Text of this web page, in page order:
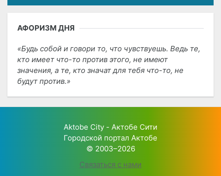
АФОРИЗМ ДНЯ
Будь собой и говори то, что чувствуешь. Ведь те,
кто имеет что-то против этого, не имеют
значения, а те, кто значат для тебя что-то, не
будут против.
Aktobe City - Актобе Сити
Городской портал Актобе
© 2003–2026
Связаться с нами